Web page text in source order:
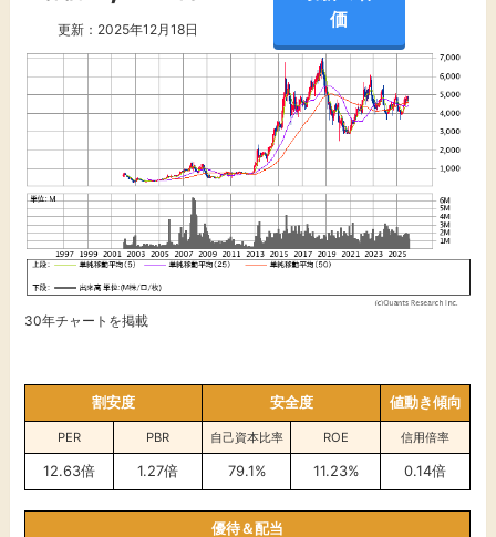
更新：2025年12月18日
価
30年チャートを掲載
割安度 安全度 値動き傾向
PER PBR 自己資本比率 ROE 信用倍率
12.63倍 1.27倍 79.1% 11.23% 0.14倍
優待＆配当